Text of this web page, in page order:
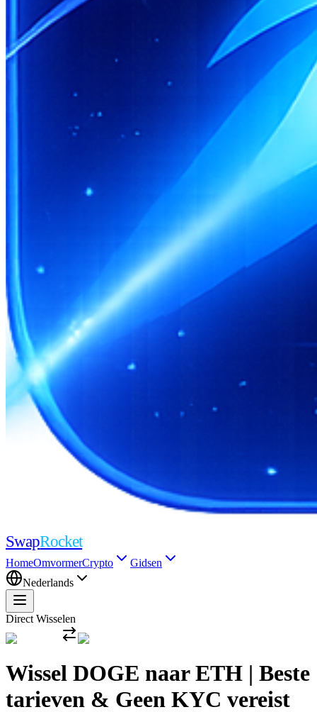
SwapRocket
HomeOmvormerCrypto
Gidsen
Nederlands
Direct Wisselen
Wissel DOGE naar ETH | Beste
tarieven & Geen KYC vereist